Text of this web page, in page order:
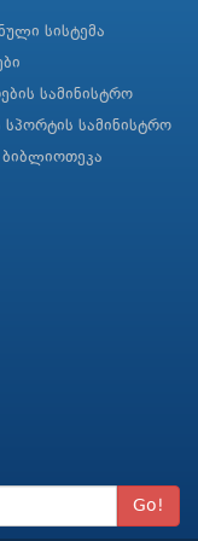
სისტემა
სამინისტრო
სამინისტრო
Go!